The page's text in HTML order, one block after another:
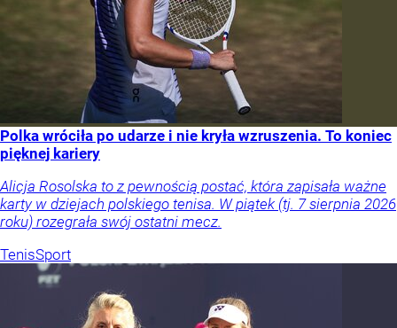
Polka wróciła po udarze i nie kryła wzruszenia. To koniec
pięknej kariery
Alicja Rosolska to z pewnością postać, która zapisała ważne
karty w dziejach polskiego tenisa. W piątek (tj. 7 sierpnia 2026
roku) rozegrała swój ostatni mecz.
TenisSport